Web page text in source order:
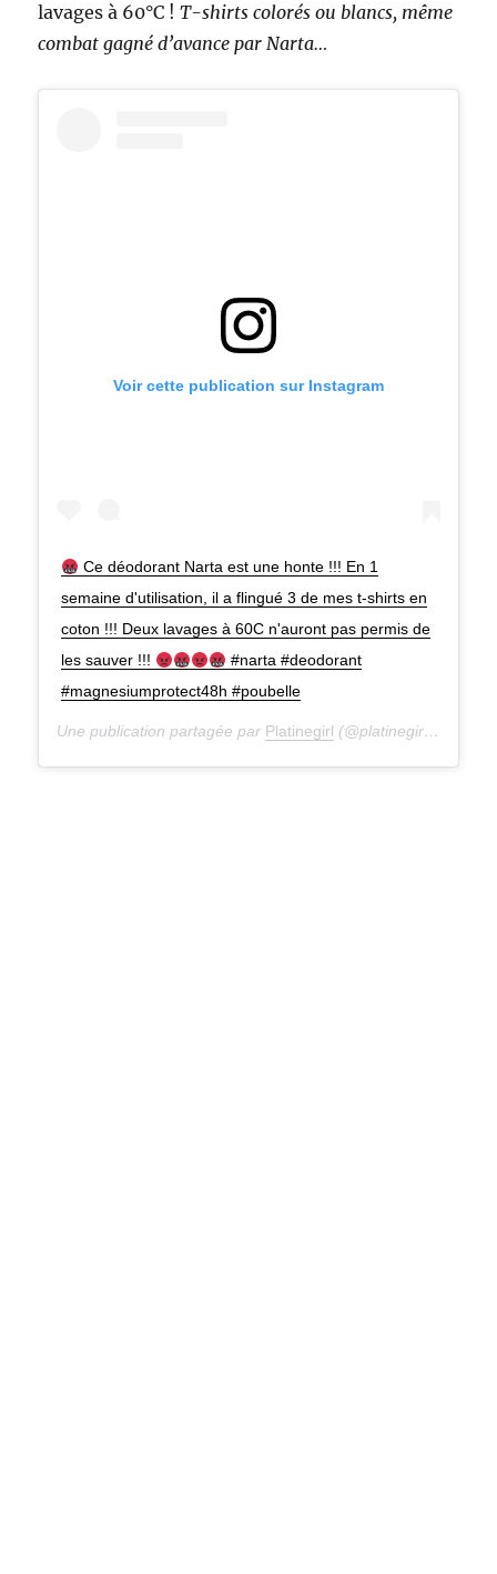
lavages à 60°C !T-shirts colorés ou blancs, même
combat gagné d’avance par Narta…
Voir cette publication sur Instagram
Ce déodorant Narta est une honte !!! En 1
semaine d'utilisation, il a flingué 3 de mes t-shirts en
coton !!! Deux lavages à 60C n'auront pas permis de
les sauver !!!
#narta #deodorant
#magnesiumprotect48h #poubelle
Une publication partagée par Platinegirl (@platinegirl) le